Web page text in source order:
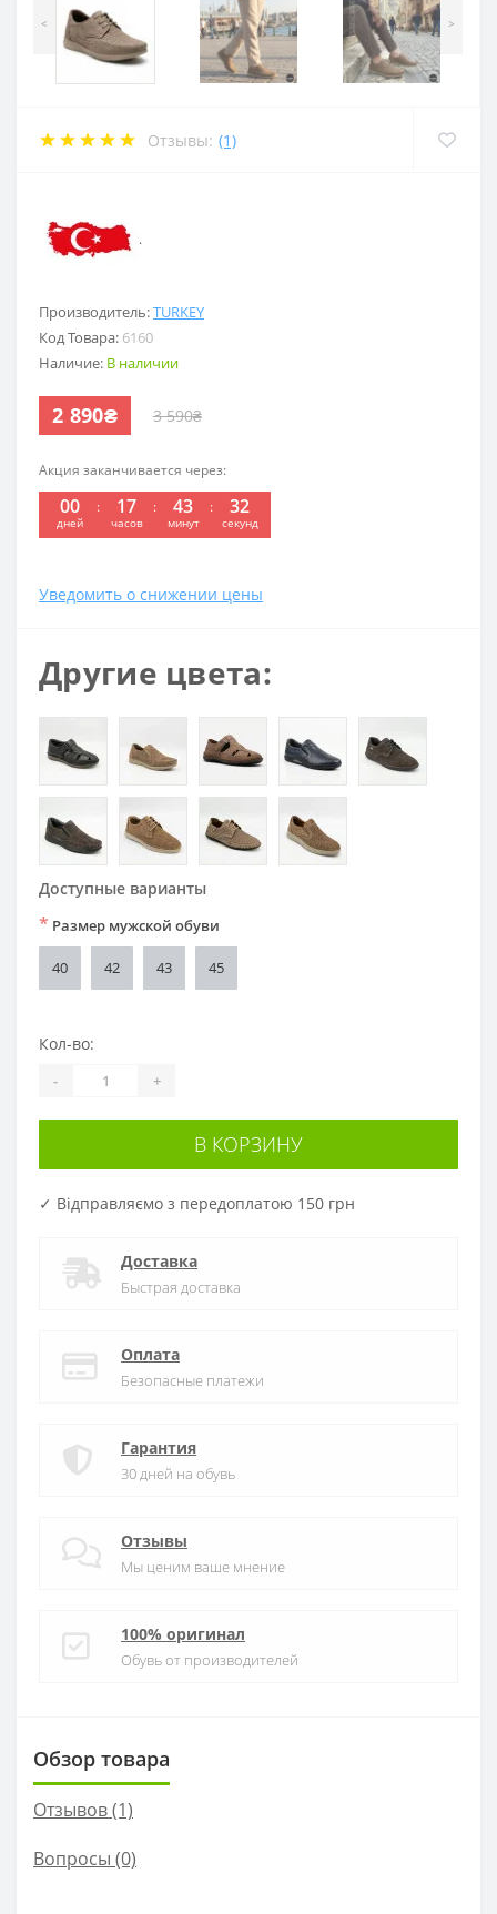
< >
Отзывы: (1)
Производитель:TURKEY
Код Товара: 6160
Наличие: В наличии
2 890₴ 3 590₴
Акция заканчивается через:
00
дней
17
часов
43
минут
32
секунд
Уведомить о снижении цены
.
Другие цвета:
Доступные варианты
* Размер мужской обуви
40 42 43 45
Кол-во:
- +
В КОРЗИНУ
✓ Відправляємо з передоплатою 150 грн
Доставка
Быстрая доставка
Оплата
Безопасные платежи
Гарантия
30 дней на обувь
Отзывы
Мы ценим ваше мнение
100% оригинал
Обувь от производителей
Обзор товара
Отзывов (1)
Вопросы (0)